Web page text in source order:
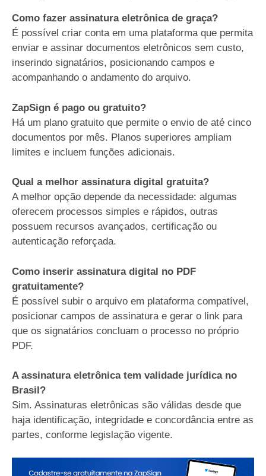
Como fazer assinatura eletrônica de graça?
É possível criar conta em uma plataforma que permita
enviar e assinar documentos eletrônicos sem custo,
inserindo signatários, posicionando campos e
acompanhando o andamento do arquivo.
ZapSign é pago ou gratuito?
Há um plano gratuito que permite o envio de até cinco
documentos por mês. Planos superiores ampliam
limites e incluem funções adicionais.
Qual a melhor assinatura digital gratuita?
A melhor opção depende da necessidade: algumas
oferecem processos simples e rápidos, outras
possuem recursos avançados, certificação ou
autenticação reforçada.
Como inserir assinatura digital no PDF
gratuitamente?
É possível subir o arquivo em plataforma compatível,
posicionar campos de assinatura e gerar o link para
que os signatários concluam o processo no próprio
PDF.
A assinatura eletrônica tem validade jurídica no
Brasil?
Sim. Assinaturas eletrônicas são válidas desde que
haja identificação, integridade e concordância entre as
partes, conforme legislação vigente.